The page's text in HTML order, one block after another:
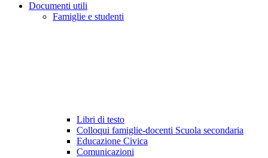
Documenti utili
Famiglie e studenti
Libri di testo
Colloqui famiglie-docenti Scuola secondaria
Educazione Civica
Comunicazioni